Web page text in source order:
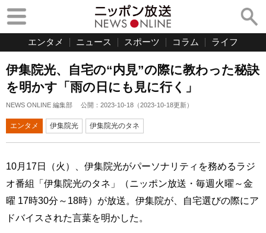
エンタメ ニュース スポーツ コラム ライフ
伊集院光、自宅の“内見”の際に教わった秘訣
を明かす「雨の日にも見に行く」
NEWS ONLINE 編集部 公開： 2023-10-18 （2023-10-18更新）
エンタメ 伊集院光 伊集院光のタネ
10月17日（火）、伊集院光がパーソナリティを務めるラジ
オ番組「伊集院光のタネ」（ニッポン放送・毎週火曜～金
曜 17時30分～18時）が放送。伊集院が、自宅選びの際にア
ドバイスされた言葉を明かした。